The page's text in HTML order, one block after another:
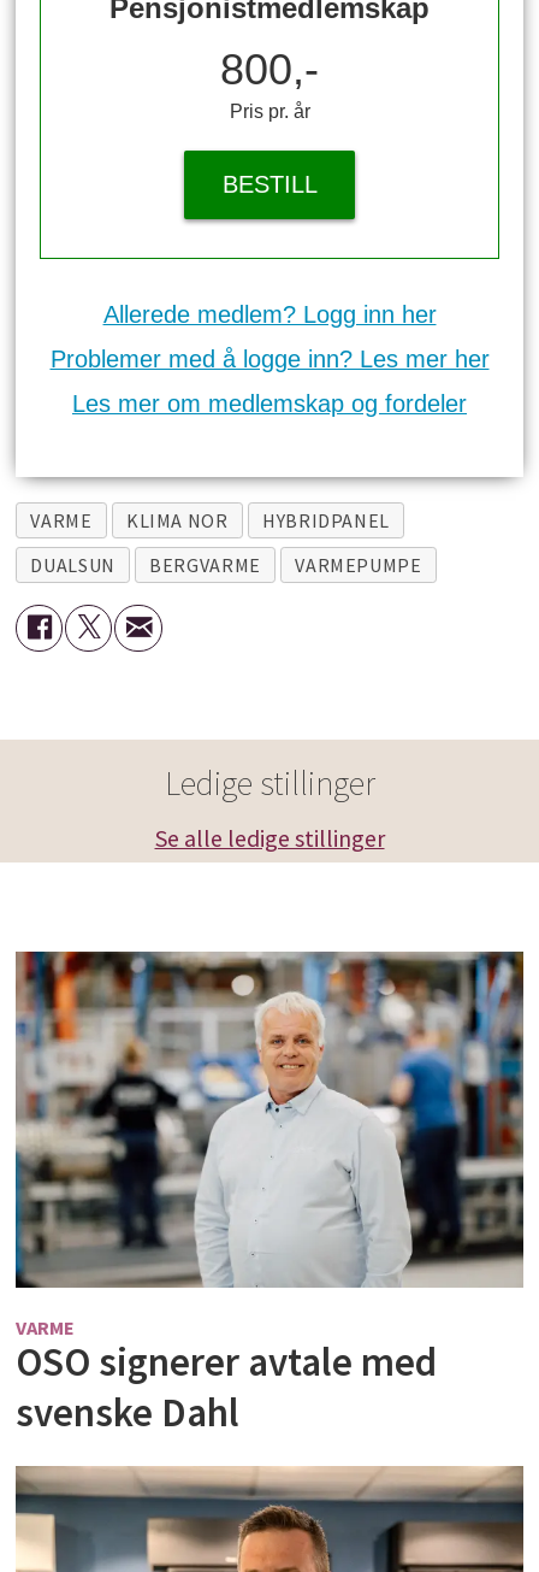
Pensjonistmedlemskap
800,-
Pris pr. år
BESTILL
Allerede medlem? Logg inn her
Problemer med å logge inn? Les mer her
Les mer om medlemskap og fordeler
VARME KLIMA NOR
HYBRIDPANEL
DUALSUN
BERGVARME VARMEPUMPE
Ledige stillinger
Se alle ledige stillinger
VARME
OSO signerer avtale med
svenske Dahl